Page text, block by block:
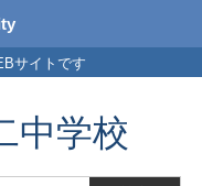
サイトです
中学校